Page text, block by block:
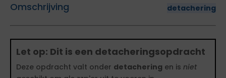
Omschrijving detachering
Let op: Dit is een detacheringsopdracht
Deze opdracht valt onder detachering en is niet